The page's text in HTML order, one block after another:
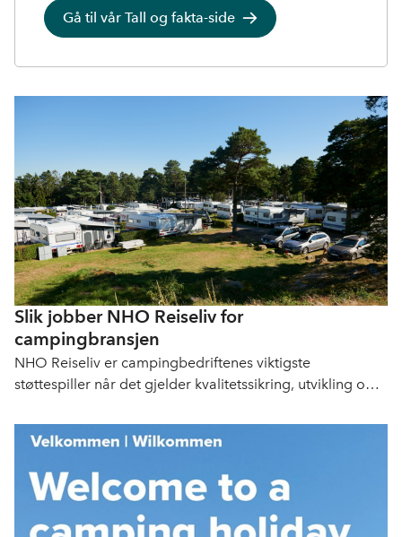
Gå til vår Tall og fakta-side
Slik jobber NHO Reiseliv for
campingbransjen
NHO Reiseliv er campingbedriftenes viktigste
støttespiller når det gjelder kvalitetssikring, utvikling og